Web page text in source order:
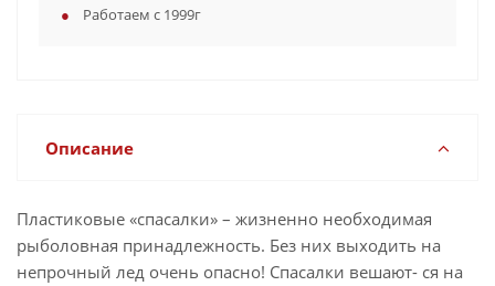
Работаем с 1999г
Описание
Пластиковые «спасалки» – жизненно необходимая
рыболовная принадлежность. Без них выходить на
непрочный лед очень опасно! Спасалки вешают- ся на